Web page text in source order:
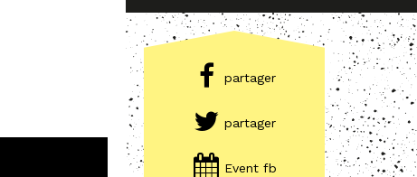
partager
partager
Event fb